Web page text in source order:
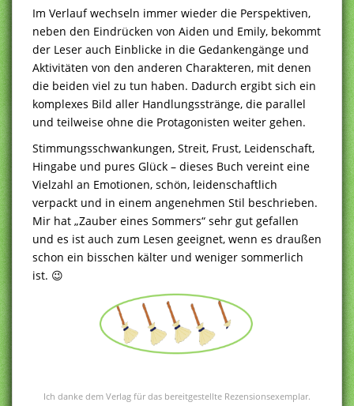
Im Verlauf wechseln immer wieder die Perspektiven,
neben den Eindrücken von Aiden und Emily, bekommt
der Leser auch Einblicke in die Gedankengänge und
Aktivitäten von den anderen Charakteren, mit denen
die beiden viel zu tun haben. Dadurch ergibt sich ein
komplexes Bild aller Handlungsstränge, die parallel
und teilweise ohne die Protagonisten weiter gehen.
Stimmungsschwankungen, Streit, Frust, Leidenschaft,
Hingabe und pures Glück – dieses Buch vereint eine
Vielzahl an Emotionen, schön, leidenschaftlich
verpackt und in einem angenehmen Stil beschrieben.
Mir hat „Zauber eines Sommers“ sehr gut gefallen
und es ist auch zum Lesen geeignet, wenn es draußen
schon ein bisschen kälter und weniger sommerlich
ist. 😉
Ich danke dem Verlag für das bereitgestellte Rezensionsexemplar.